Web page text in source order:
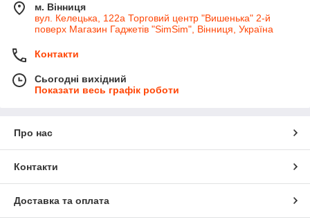
м. Вінниця
вул. Келецька, 122а Торговий центр "Вишенька" 2-й
поверх Магазин Гаджетів "SimSim", Вінниця, Україна
Контакти
Сьогодні вихідний
Показати весь графік роботи
Про нас
Контакти
Доставка та оплата